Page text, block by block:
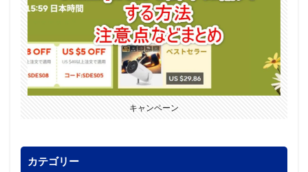
キャンペーン
カテゴリー